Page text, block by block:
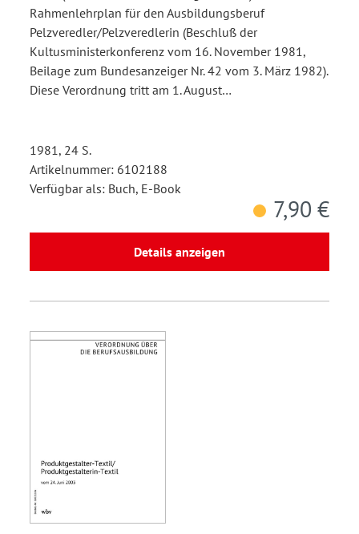
Rahmenlehrplan für den Ausbildungsberuf
Pelzveredler/Pelzveredlerin (Beschluß der
Kultusministerkonferenz vom 16. November 1981,
Beilage zum Bundesanzeiger Nr. 42 vom 3. März 1982).
Diese Verordnung tritt am 1. August…
1981, 24 S.
Artikelnummer: 6102188
Verfügbar als: Buch, E-Book
7,90 €
Details anzeigen